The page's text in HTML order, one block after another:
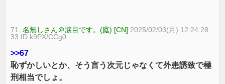
71:名無しさん＠涙目です。(庭) [CN] 2025/02/03(月) 12:24:28.
33 ID:k9PX/CCg0
>>67
恥ずかしいとか、そう言う次元じゃなくて外患誘致で極
刑相当でしょ。